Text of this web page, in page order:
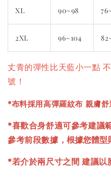
XL 90~98
2XL 96~104
丈青的彈性比天藍小一點
號！
*布料採用高彈羅紋布 親膚
*喜歡合身舒適可參考建議
參考前段數據，根據您體型
*若介於兩尺寸之間 建議以